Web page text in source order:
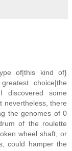
of|this kind of}
choice|the
discovered some
nevertheless, there
the genomes of 0
of the roulette
wheel shaft, or
could hamper the